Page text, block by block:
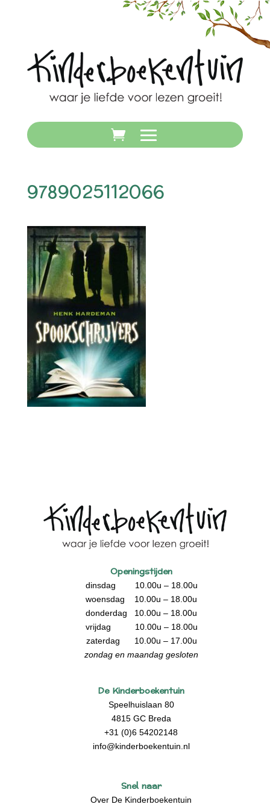
9789025112066
Openingstijden
dinsdag 10.00u – 18.00u
woensdag 10.00u – 18.00u
donderdag 10.00u – 18.00u
vrijdag 10.00u – 18.00u
zaterdag 10.00u – 17.00u
zondag en maandag gesloten
De Kinderboekentuin
Speelhuislaan 80
4815 GC Breda
+31 (0)6 54202148
info@kinderboekentuin.nl
Snel naar
Over De Kinderboekentuin